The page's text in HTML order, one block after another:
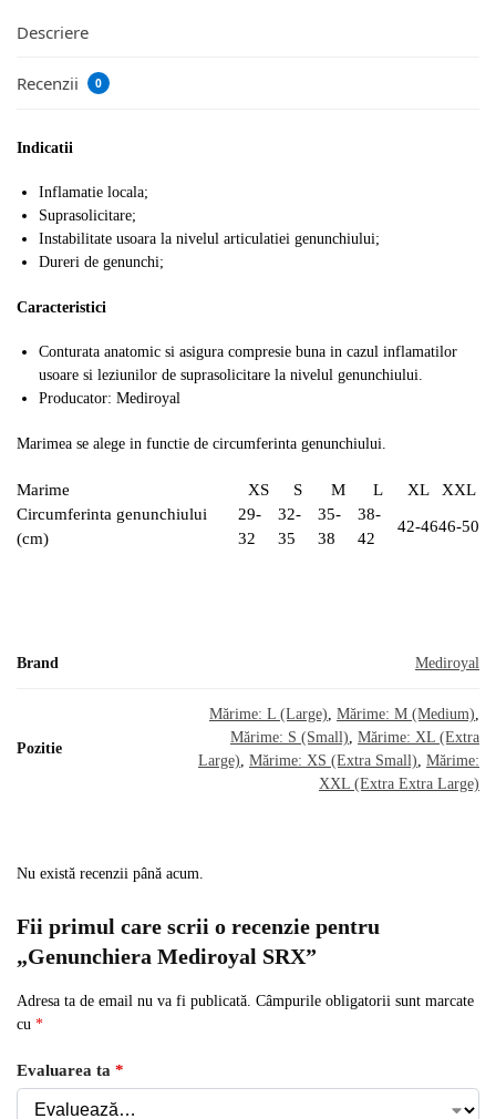
Descriere
Recenzii 0
Indicatii
Inflamatie locala;
Suprasolicitare;
Instabilitate usoara la nivelul articulatiei genunchiului;
Dureri de genunchi;
Caracteristici
Conturata anatomic si asigura compresie buna in cazul inflamatilor
usoare si leziunilor de suprasolicitare la nivelul genunchiului.
Producator: Mediroyal
Marimea se alege in functie de circumferinta genunchiului.
Marime XS S M L XL
XXL
Circumferinta genunchiului
(cm)
29-
32
32-
35
35-
38
38-
42
42-4646-50
Brand Mediroyal
Pozitie
Mărime: L (Large), Mărime: M (Medium),
Mărime: S (Small), Mărime: XL (Extra
Large), Mărime: XS (Extra Small), Mărime:
XXL (Extra Extra Large)
Nu există recenzii până acum.
Fii primul care scrii o recenzie pentru
„Genunchiera Mediroyal SRX”
Adresa ta de email nu va fi publicată. Câmpurile obligatorii sunt marcate
cu *
Evaluarea ta *